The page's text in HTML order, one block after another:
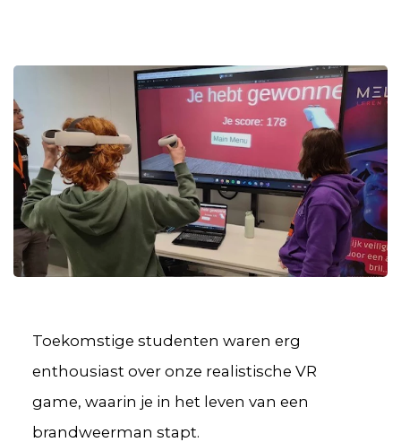
Toekomstige studenten waren erg
enthousiast over onze realistische VR
game, waarin je in het leven van een
brandweerman stapt.